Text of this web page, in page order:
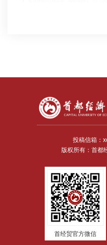
投稿信箱：
版权所有：首都
首经贸官方微信